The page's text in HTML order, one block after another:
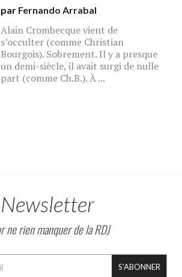
par Fernando Arrabal
Alain Crombecque vient de
s’occulter (comme Christian
Bourgois). Sobrement. Il y a presque
un demi-siècle, il avait surgi de nulle
part (comme Ch.B.). À ...
Newsletter
ne rien manquer de la RDJ
S'ABONNER